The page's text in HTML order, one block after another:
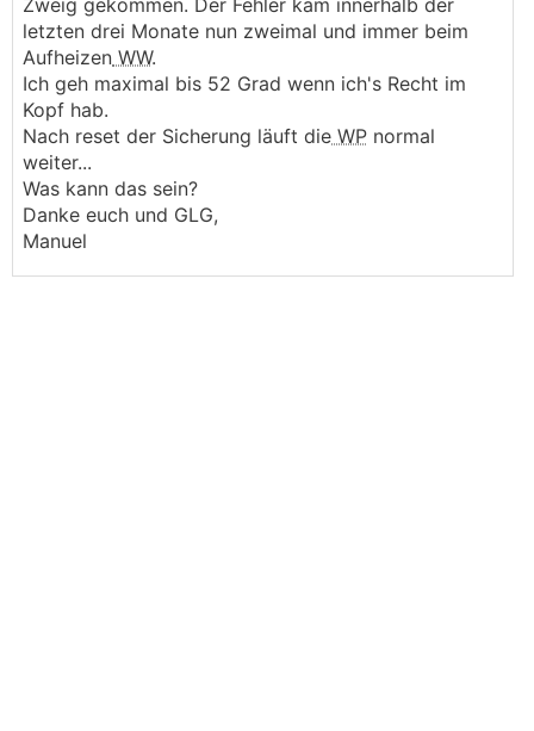
Zweig gekommen. Der Fehler kam innerhalb der
letzten drei Monate nun zweimal und immer beim
Aufheizen WW.
Ich geh maximal bis 52 Grad wenn ich's Recht im
Kopf hab.
Nach reset der Sicherung läuft die WP normal
weiter...
Was kann das sein?
Danke euch und GLG,
Manuel